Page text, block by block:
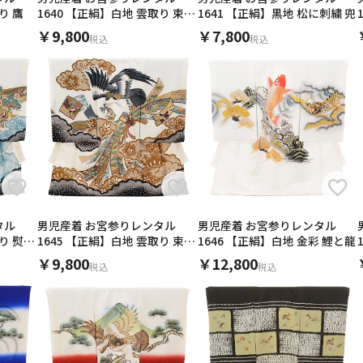
キャンセル 検索する
鷹
1640 【正絹】白地 雲取り 束ね
熨斗兜
￥9,800税込
1641 【正絹】黒地 松に刺繍 兜
￥7,800税込
ル
男児産着 お宮参りレンタル
1645 【正絹】白地 雲取り 束ね
熨斗に鷹
￥9,800税込
男児産着 お宮参りレンタル
1646 【正絹】白地 金彩 鯉と龍
￥12,800税込